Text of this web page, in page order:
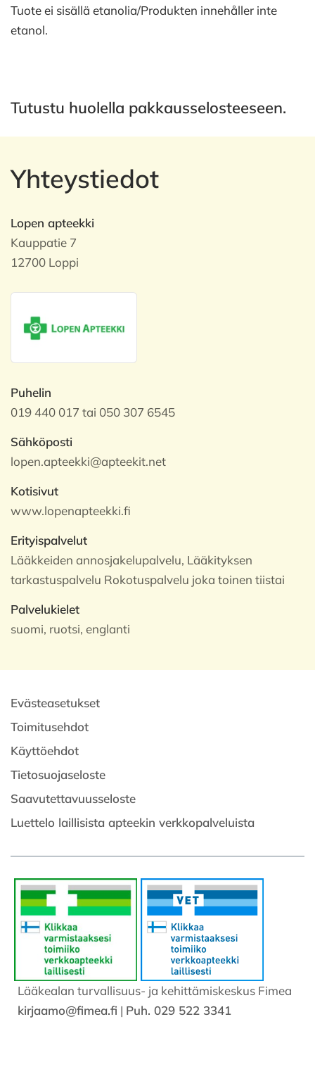
Tuote ei sisällä etanolia/Produkten innehåller inte
etanol.
Tutustu huolella pakkausselosteeseen.
Yhteystiedot
Lopen apteekki
Kauppatie 7
12700 Loppi
Puhelin
019 440 017 tai 050 307 6545
Sähköposti
lopen.apteekki@apteekit.net
Kotisivut
www.lopenapteekki.fi
Erityispalvelut
Lääkkeiden annosjakelupalvelu, Lääkityksen
tarkastuspalvelu Rokotuspalvelu joka toinen tiistai
Palvelukielet
suomi, ruotsi, englanti
Evästeasetukset
Toimitusehdot
Käyttöehdot
Tietosuojaseloste
Saavutettavuusseloste
Luettelo laillisista apteekin verkkopalveluista
Lääkealan turvallisuus- ja kehittämiskeskus Fimea
kirjaamo@fimea.fi | Puh. 029 522 3341